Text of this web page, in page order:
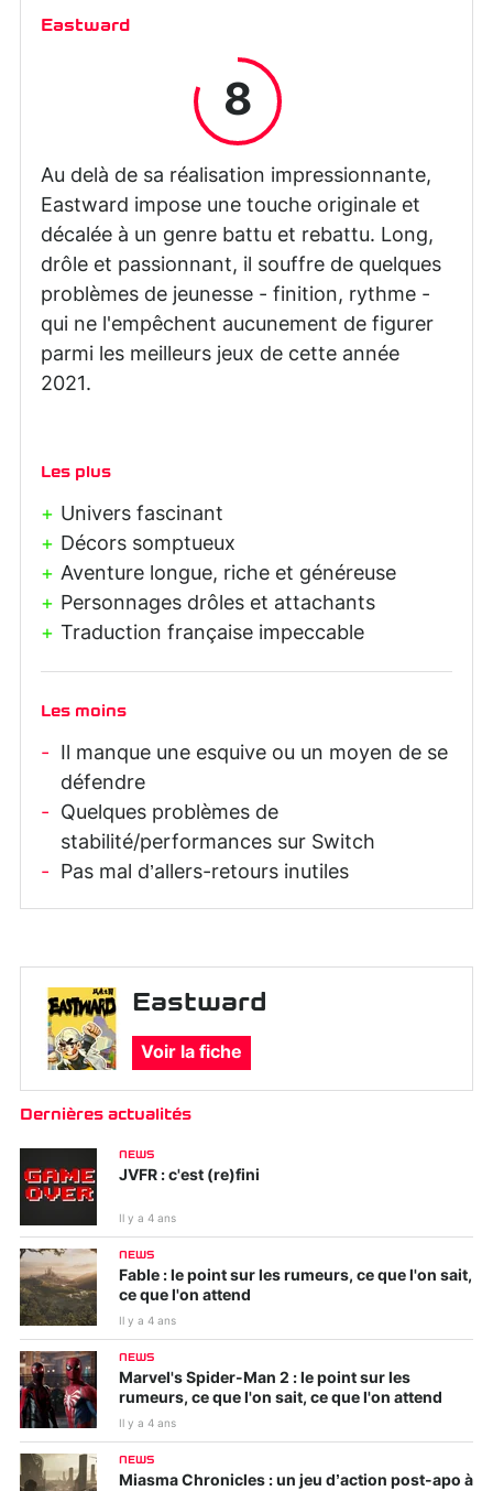
Eastward
8
Au delà de sa réalisation impressionnante,
Eastward impose une touche originale et
décalée à un genre battu et rebattu. Long,
drôle et passionnant, il souffre de quelques
problèmes de jeunesse - finition, rythme -
qui ne l'empêchent aucunement de figurer
parmi les meilleurs jeux de cette année
2021.
Les plus
Univers fascinant
Décors somptueux
Aventure longue, riche et généreuse
Personnages drôles et attachants
Traduction française impeccable
Les moins
Il manque une esquive ou un moyen de se
défendre
Quelques problèmes de
stabilité/performances sur Switch
Pas mal d’allers-retours inutiles
Eastward
Voir la fiche
Dernières actualités
NEWS
JVFR : c'est (re)fini
Il y a 4 ans
NEWS
Fable : le point sur les rumeurs, ce que l'on sait,
ce que l'on attend
Il y a 4 ans
NEWS
Marvel's Spider-Man 2 : le point sur les
rumeurs, ce que l'on sait, ce que l'on attend
Il y a 4 ans
NEWS
Miasma Chronicles : un jeu d’action post-apo à